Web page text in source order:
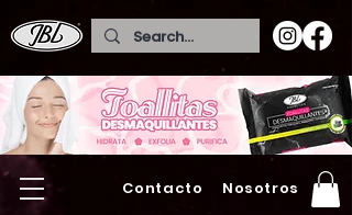
Contacto Nosotros